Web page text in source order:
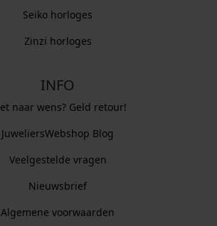
Seiko horloges
Zinzi horloges
INFO
naar wens? Geld retour!
JuweliersWebshop Blog
Veelgestelde vragen
Nieuwsbrief
Algemene voorwaarden